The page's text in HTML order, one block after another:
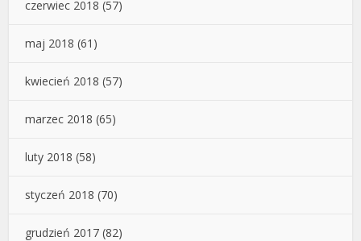
czerwiec 2018 (57)
maj 2018 (61)
kwiecień 2018 (57)
marzec 2018 (65)
luty 2018 (58)
styczeń 2018 (70)
grudzień 2017 (82)